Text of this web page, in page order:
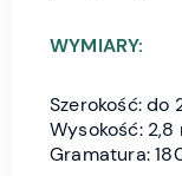
WYMIARY:
Szerokość: do
Wysokość: 2,8
Gramatura: